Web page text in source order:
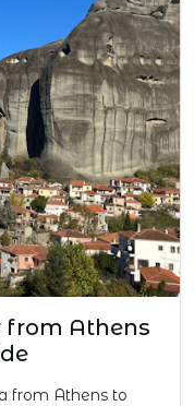
from Athens
from Athens to